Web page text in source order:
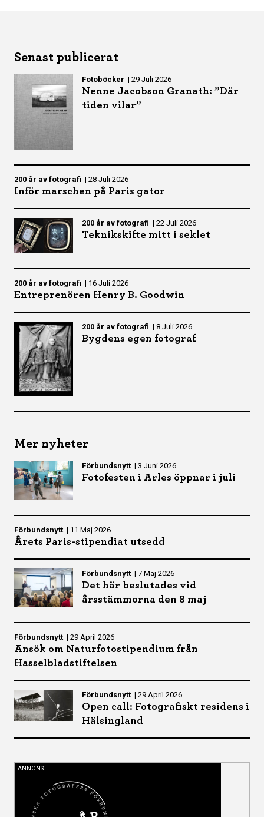
Senast publicerat
Fotoböcker | 29 Juli 2026
Nenne Jacobson Granath: ”Där
tiden vilar”
200 år av fotografi | 28 Juli 2026
Inför marschen på Paris gator
200 år av fotografi | 22 Juli 2026
Teknikskifte mitt i seklet
200 år av fotografi | 16 Juli 2026
Entreprenören Henry B. Goodwin
200 år av fotografi | 8 Juli 2026
Bygdens egen fotograf
Mer nyheter
Förbundsnytt | 3 Juni 2026
Fotofesten i Arles öppnar i juli
Förbundsnytt | 11 Maj 2026
Årets Paris-stipendiat utsedd
Förbundsnytt | 7 Maj 2026
Det här beslutades vid
årsstämmorna den 8 maj
Förbundsnytt | 29 April 2026
Ansök om Naturfotostipendium från
Hasselbladstiftelsen
Förbundsnytt | 29 April 2026
Open call: Fotografiskt residens i
Hälsingland
ANNONS